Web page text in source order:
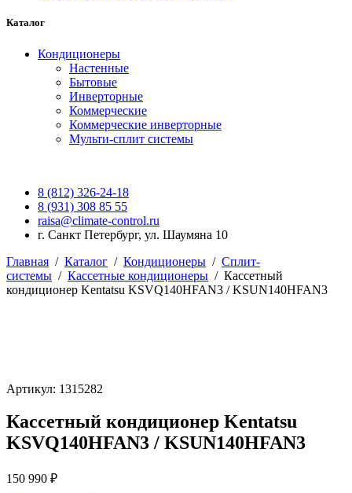
Каталог
Кондиционеры
Настенные
Бытовые
Инверторные
Коммерческие
Коммерческие инверторные
Мульти-сплит системы
8 (812) 326-24-18
8 (931) 308 85 55
raisa@climate-control.ru
г. Санкт Петербург, ул. Шаумяна 10
Главная / Каталог / Кондиционеры / Сплит-
системы / Кассетные кондиционеры / Кассетный
кондиционер Kentatsu KSVQ140HFAN3 / KSUN140HFAN3
Артикул: 1315282
Кассетный кондиционер Kentatsu
KSVQ140HFAN3 / KSUN140HFAN3
150 990 ₽